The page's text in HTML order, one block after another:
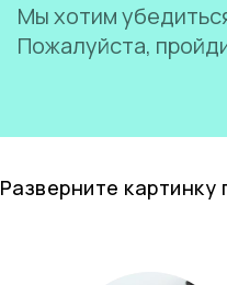
Мы хотим
Пожалуйста,
Разверните картинку